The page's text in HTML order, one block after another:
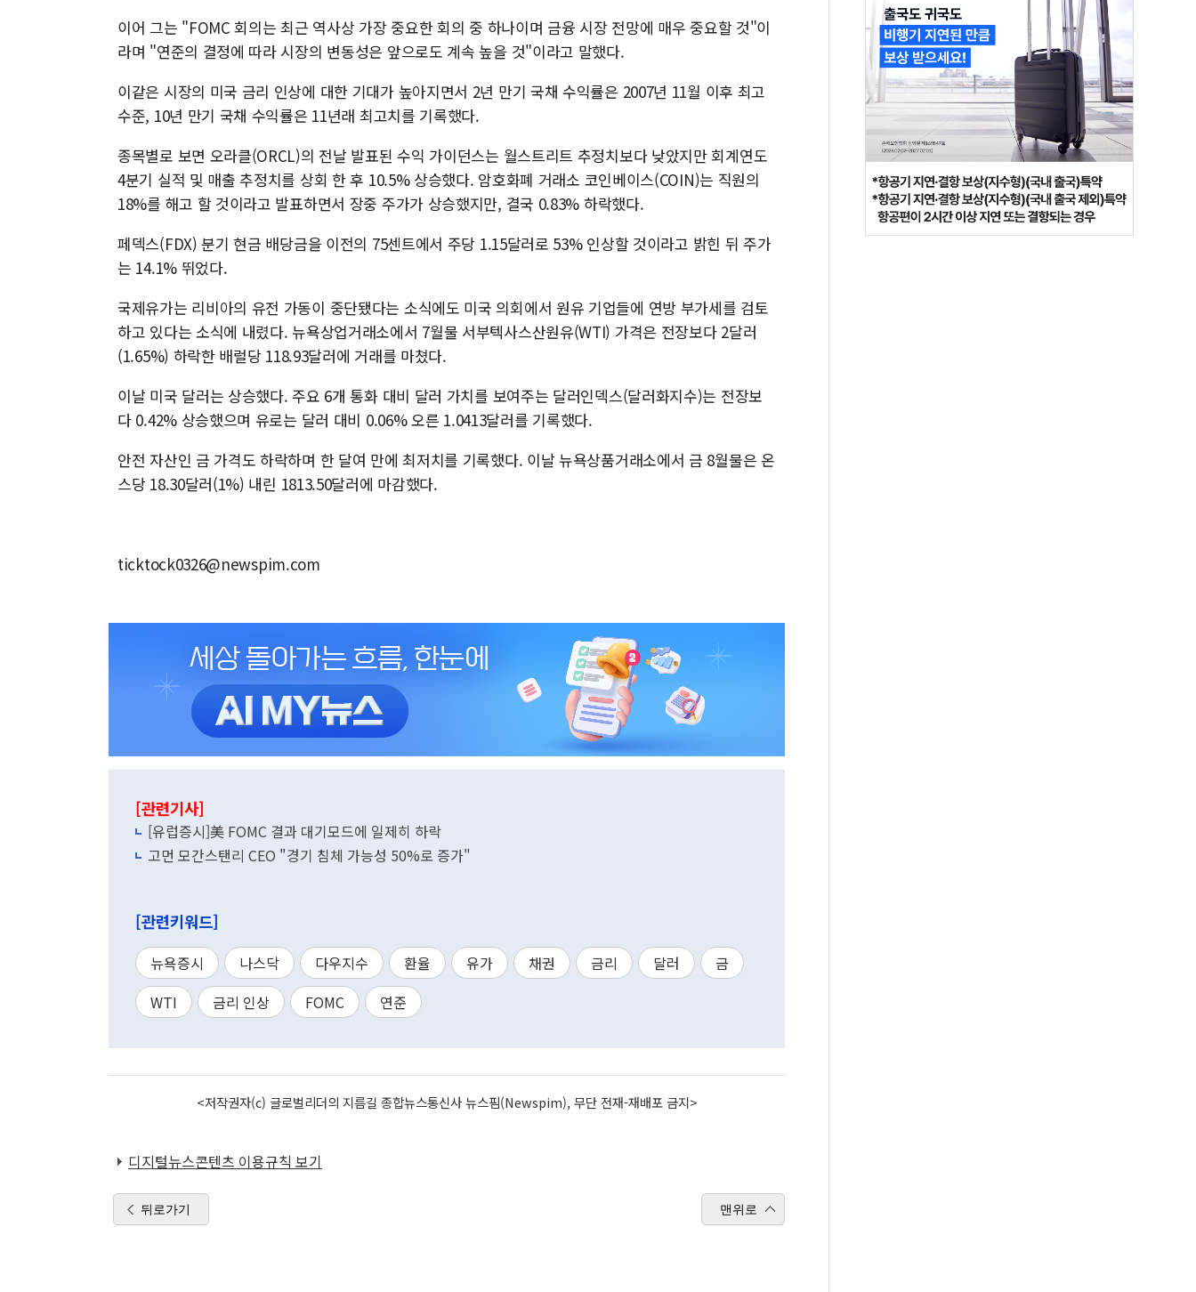
이어 그는 "FOMC 회의는 최근 역사상 가장 중요한 회의 중 하나이며 금융 시장 전망에 매우 중요할 것"이
라며 "연준의 결정에 따라 시장의 변동성은 앞으로도 계속 높을 것"이라고 말했다.
이같은 시장의 미국 금리 인상에 대한 기대가 높아지면서 2년 만기 국채 수익률은 2007년 11월 이후 최고
수준, 10년 만기 국채 수익률은 11년래 최고치를 기록했다.
종목별로 보면 오라클(ORCL)의 전날 발표된 수익 가이던스는 월스트리트 추정치보다 낮았지만 회계연도
4분기 실적 및 매출 추정치를 상회 한 후 10.5% 상승했다. 암호화폐 거래소 코인베이스(COIN)는 직원의
18%를 해고 할 것이라고 발표하면서 장중 주가가 상승했지만, 결국 0.83% 하락했다.
페덱스(FDX) 분기 현금 배당금을 이전의 75센트에서 주당 1.15달러로 53% 인상할 것이라고 밝힌 뒤 주가
는 14.1% 뛰었다.
국제유가는 리비아의 유전 가동이 중단됐다는 소식에도 미국 의회에서 원유 기업들에 연방 부가세를 검토
하고 있다는 소식에 내렸다. 뉴욕상업거래소에서 7월물 서부텍사스산원유(WTI) 가격은 전장보다 2달러
(1.65%) 하락한 배럴당 118.93달러에 거래를 마쳤다.
이날 미국 달러는 상승했다. 주요 6개 통화 대비 달러 가치를 보여주는 달러인덱스(달러화지수)는 전장보
다 0.42% 상승했으며 유로는 달러 대비 0.06% 오른 1.0413달러를 기록했다.
안전 자산인 금 가격도 하락하며 한 달여 만에 최저치를 기록했다. 이날 뉴욕상품거래소에서 금 8월물은 온
스당 18.30달러(1%) 내린 1813.50달러에 마감했다.
ticktock0326@newspim.com
[관련기사]
[유럽증시]美 FOMC 결과 대기모드에 일제히 하락
고먼 모간스탠리 CEO "경기 침체 가능성 50%로 증가"
[관련키워드]
뉴욕증시 나스닥 다우지수 환율 유가 채권 금리 달러
금
WTI
금리 인상 FOMC 연준
<저작권자(c) 글로벌리더의 지름길 종합뉴스통신사 뉴스핌(Newspim), 무단 전재-재배포 금지>
디지털뉴스콘텐츠 이용규칙 보기
뒤로가기 맨위로